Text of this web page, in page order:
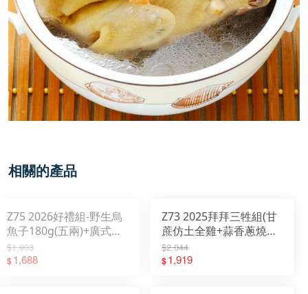
相關的產品
Z75 2026好禮組-野生烏
魚子180g(五兩)+廣式臘
腸250g +精美提袋
$1,903
$1,688
Z73 2025拜拜三牲組(甘
蔗仿土全雞+蒜香蔥燒刺
海魚+古味燒肉)
$2,044
$1,919